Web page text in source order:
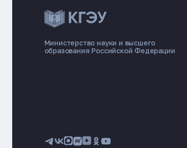
Министерство науки и высшего
образования Российской Федерации